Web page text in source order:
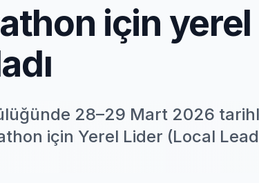
için
28–29 Mart 2026
için Yerel Lider (Local